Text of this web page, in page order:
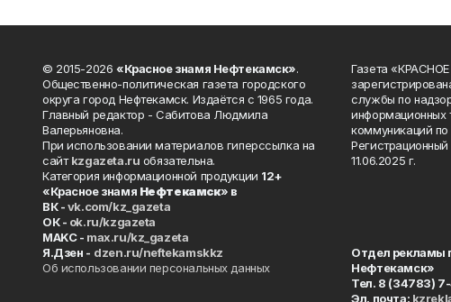
© 2015-2026 «Красное знамя Нефтекамск».
Общественно-политическая газета городского
округа город Нефтекамск. Издаётся с 1965 года.
Главный редактор - Сабитова Людмила
Валерьяновна.
При использовании материалов гиперссылка на
сайтkzgazeta.ru обязательна.
Категория информационной продукции 12+
«Красное знамя Нефтекамск» в
ВК -vk.com/kz_gazeta
ОК - ok.ru/kzgazeta
MAKC - max.ru/kz_gazeta
Я.Дзен - dzen.ru/neftekamskkz
Об использовании персональных данных
Газета
службы по
информационных
коммуникаций
11.06.2025 г.
Отдел рекламы
Нефтекамск»
Тел. 8 (34783)
Эл. почта: